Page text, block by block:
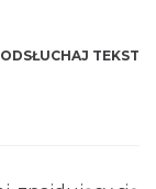
ODSŁUCHAJ TEKST